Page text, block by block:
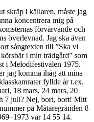
skräp i källaren, måste jag
koncentrera mig på
förvärvande och
överlevnad. Jag ska även
sångtexten till ”Ska vi
i min trädgård” som
i Melodifestivalen 1975.
jag komma ihåg att mina
fyllde år t.ex.
18 mars, 24 mars, 20
7 juli? Nej, bort, bort! Mitt
på Mätaregränden 8
var 14 55 14.